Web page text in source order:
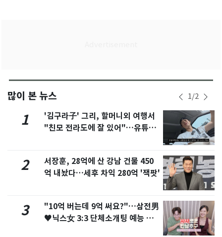
많이 본 뉴스 1/2
1
'김구라子' 그리, 할머니외 여행서
"친모 전라도에 잘 있어"…유튜브
2
서장훈, 28억에 산 강남 건물 450
억 내놨다…세후 차익 280억 '잭팟'
3
"10억 버는데 9억 써요?"…삼전男
♥닉스女 3:3 단체소개팅 예능 화